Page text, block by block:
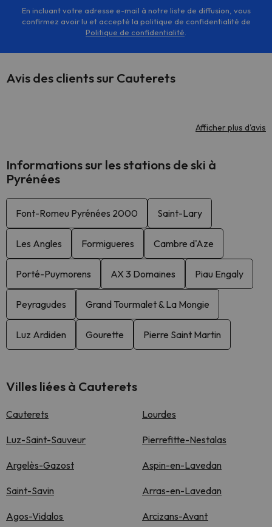
En incluant votre adresse e-mail à notre liste de diffusion, vous
confirmez avoir lu et accepté la politique de confidentialité de
Politique de confidentialité
Avis des clients sur Cauterets
Afficher plus d'avis
Informations sur les stations de ski à
Pyrénées
Font-Romeu Pyrénées 2000 Saint-Lary
Les Angles Formigueres Cambre d'Aze
Porté-Puymorens AX 3 Domaines Piau Engaly
Peyragudes Grand Tourmalet & La Mongie
Luz Ardiden Gourette Pierre Saint Martin
Villes liées à Cauterets
Cauterets Lourdes
Luz-Saint-Sauveur Pierrefitte-Nestalas
Argelès-Gazost Aspin-en-Lavedan
Saint-Savin Arras-en-Lavedan
Agos-Vidalos Arcizans-Avant